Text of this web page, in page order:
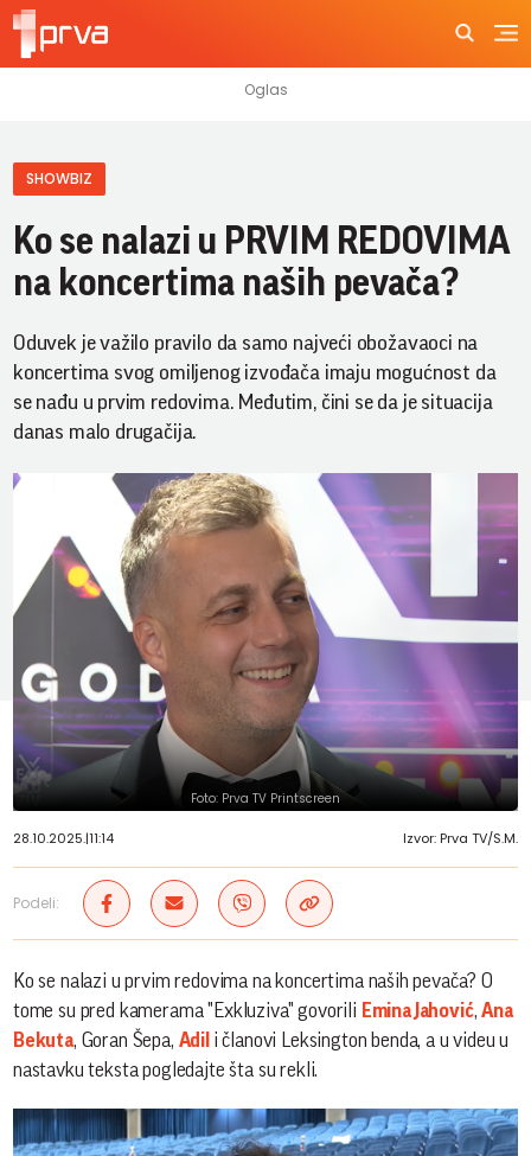
SHOWBIZ
Ko se nalazi u PRVIM REDOVIMA
na koncertima naših pevača?
Oduvek je važilo pravilo da samo najveći obožavaoci na
koncertima svog omiljenog izvođača imaju mogućnost da
se nađu u prvim redovima. Međutim, čini se da je situacija
danas malo drugačija.
Foto: Prva TV Printscreen
28.10.2025.|11:14 Izvor: Prva TV/S.M.
Podeli:
Ko se nalazi u prvim redovima na koncertima naših pevača? O
tome su pred kamerama "Exkluziva" govorili Emina Jahović,Ana
Bekuta, Goran Šepa, Adil i članovi Leksington benda, a u videu u
nastavku teksta pogledajte šta su rekli.